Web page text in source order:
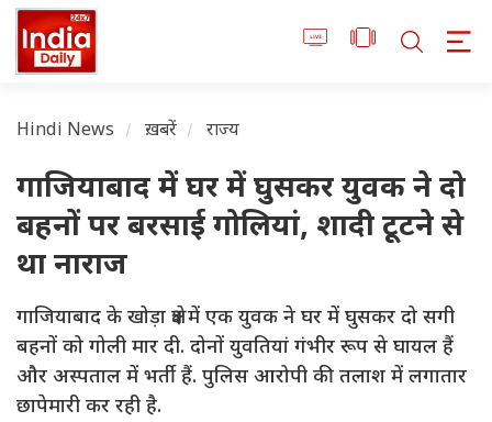
Hindi News ख़बरें राज्य
गाजियाबाद में घर में घुसकर युवक ने दो
बहनों पर बरसाई गोलियां, शादी टूटने से
था नाराज
गाजियाबाद के खोड़ा क्षेत्र में एक युवक ने घर में घुसकर दो सगी
बहनों को गोली मार दी. दोनों युवतियां गंभीर रूप से घायल हैं
और अस्पताल में भर्ती हैं. पुलिस आरोपी की तलाश में लगातार
छापेमारी कर रही है.